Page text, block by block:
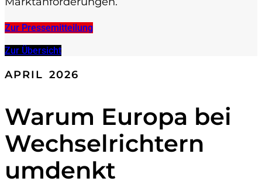
Zur Pressemitteilung
Zur Übersicht
APRIL 2026
Warum Europa bei
Wechselrichtern
umdenkt